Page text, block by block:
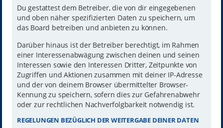
Du gestattest dem Betreiber, die von dir eingegebenen
und oben näher spezifizierten Daten zu speichern, um
das Board betreiben und anbieten zu können.
Darüber hinaus ist der Betreiber berechtigt, im Rahmen
einer Interessenabwägung zwischen deinen und seinen
Interessen sowie den Interessen Dritter, Zeitpunkte von
Zugriffen und Aktionen zusammen mit deiner IP-Adresse
und der von deinem Browser übermittelter Browser-
Kennung zu speichern, sofern dies zur Gefahrenabwehr
oder zur rechtlichen Nachverfolgbarkeit notwendig ist.
REGELUNGEN BEZÜGLICH DER WEITERGABE DEINER DATEN